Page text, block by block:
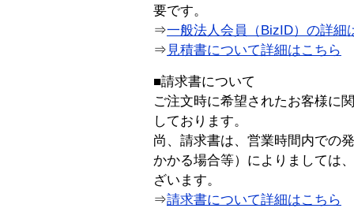
要です。
⇒一般法人会員（BizID）の詳細
⇒ 見積書について詳細はこちら
■請求書について
ご注文時に希望されたお客様に
しております。
尚、請求書は、営業時間内での
かかる場合等）によりましては
ざいます。
⇒請求書について詳細はこちら